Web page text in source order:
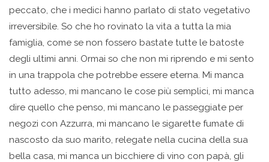
peccato, che i medici hanno parlato di stato vegetativo
irreversibile. So che ho rovinato la vita a tutta la mia
famiglia, come se non fossero bastate tutte le batoste
degli ultimi anni. Ormai so che non mi riprendo e mi sento
in una trappola che potrebbe essere eterna. Mi manca
tutto adesso, mi mancano le cose più semplici, mi manca
dire quello che penso, mi mancano le passeggiate per
negozi con Azzurra, mi mancano le sigarette fumate di
nascosto da suo marito, relegate nella cucina della sua
bella casa, mi manca un bicchiere di vino con papà, gli